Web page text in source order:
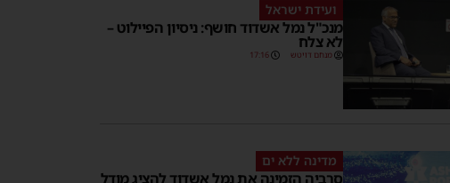
ועידת ישראל
מנכ"ל נמל אשדוד חושף: ניסיון הפיילוט –
לא צלח
מנחם דויטש 17:16
מדינה ללא ים
סרביה הזמינה את נמל אשדוד להציג מודל